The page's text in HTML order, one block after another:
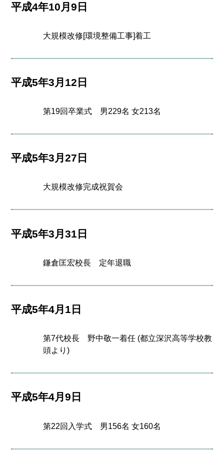
平成4年10月9日
大規模改修[環境整備工事]着工
平成5年3月12日
第19回卒業式 男229名 女213名
平成5年3月27日
大規模改修完成祝賀会
平成5年3月31日
鎌倉匡宏校長 定年退職
平成5年4月1日
第7代校長 野中敬一着任 (都立深沢高等学校教
頭より)
平成5年4月9日
第22回入学式 男156名 女160名